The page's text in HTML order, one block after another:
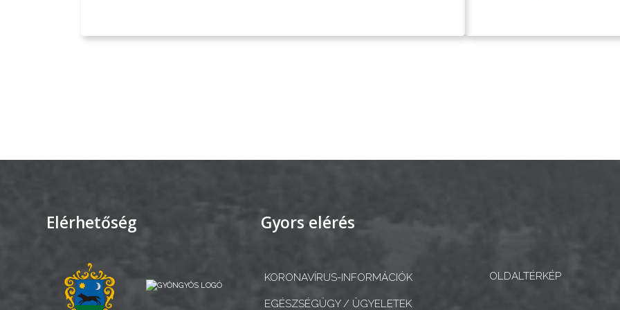
BEJELENTŐ
TESTÜLET
Elérhetőség Gyors elérés
KORONAVÍRUS-INFORMÁCIÓK
EGÉSZSÉGÜGY / ÜGYELETEK
OLDALTÉRKÉP